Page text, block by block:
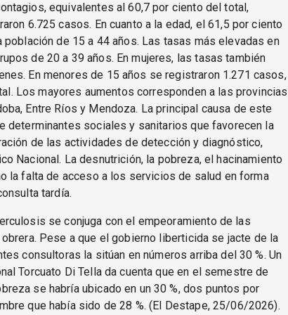
equivalentes al 60,7 por ciento del total,
6.725 casos. En cuanto a la edad, el 61,5 por ciento
de 15 a 44 años. Las tasas más elevadas en
de 20 a 39 años. En mujeres, las tasas también
En menores de 15 años se registraron 1.271 casos,
Los mayores aumentos corresponden a las provincias
Entre Ríos y Mendoza. La principal causa de este
determinantes sociales y sanitarios que favorecen la
de las actividades de detección y diagnóstico,
Nacional. La desnutrición, la pobreza, el hacinamiento
la falta de acceso a los servicios de salud en forma
tardía.
se conjuga con el empeoramiento de las
Pese a que el gobierno liberticida se jacte de la
consultoras la sitúan en números arriba del 30 %. Un
Torcuato Di Tella da cuenta que en el semestre de
se habría ubicado en un 30 %, dos puntos por
que había sido de 28 %. (El Destape, 25/06/2026).